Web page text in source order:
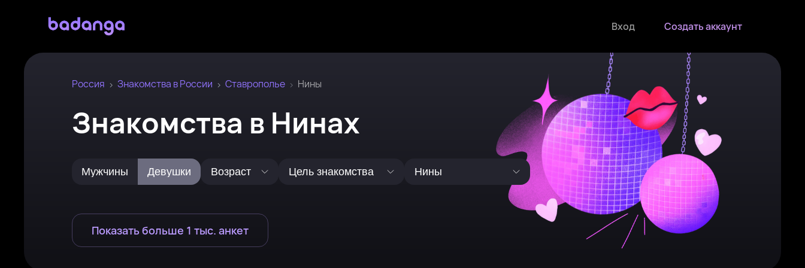
Вход Создать аккаунт
Россия Знакомства в России Ставрополье Нины
Знакомства в Нинах
Мужчины Девушки Возраст Цель знакомства Нины
Показать больше 1 тыс. анкет